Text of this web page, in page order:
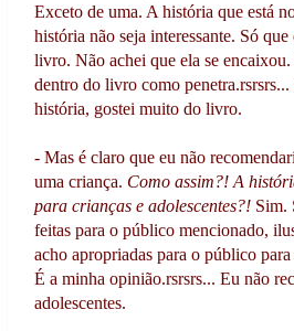
Exceto de uma. A história que está
história não seja interessante. Só
livro. Não achei que ela se encaixou.
dentro do livro como penetra.rsrsrs...
história, gostei muito do livro.
- Mas é claro que eu não
uma criança. Como assim?! A
para crianças e adolescentes?!Sim.
feitas para o público mencionado,
acho apropriadas para o público
É a minha opinião.rsrsrs... Eu não
adolescentes.